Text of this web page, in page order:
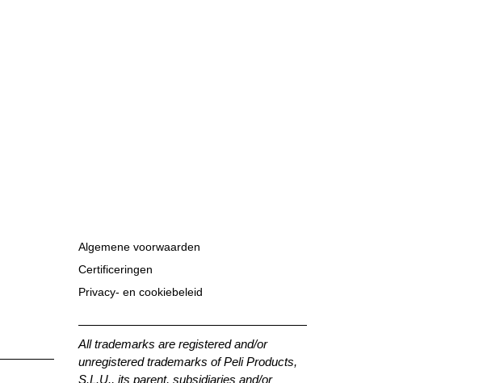
Algemene voorwaarden
Certificeringen
Privacy- en cookiebeleid
All trademarks are registered and/or
unregistered trademarks of Peli Products,
S.L.U., its parent, subsidiaries and/or